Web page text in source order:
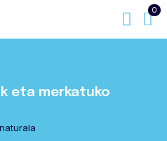
0
eta merkatuko